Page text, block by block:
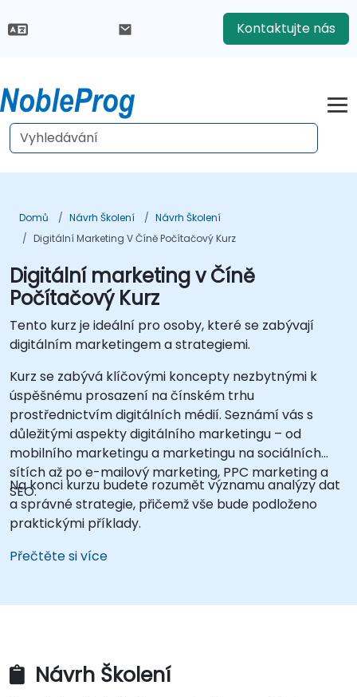
Kontaktujte nás
Domů Návrh Školení
Návrh Školení
Digitální Marketing V Číně Počítačový Kurz
Digitální marketing v Číně
Počítačový Kurz
Tento kurz je ideální pro osoby, které se zabývají
digitálním marketingem a strategiemi.
Kurz se zabývá klíčovými koncepty nezbytnými k
úspěšnému prosazení na čínském trhu
prostřednictvím digitálních médií. Seznámí vás s
důležitými aspekty digitálního marketingu – od
mobilního marketingu a marketingu na sociálních
sítích až po e-mailový marketing, PPC marketing a
SEO.
Na konci kurzu budete rozumět významu analýzy dat
a správné strategie, přičemž vše bude podloženo
praktickými příklady.
Přečtěte si více
Návrh Školení